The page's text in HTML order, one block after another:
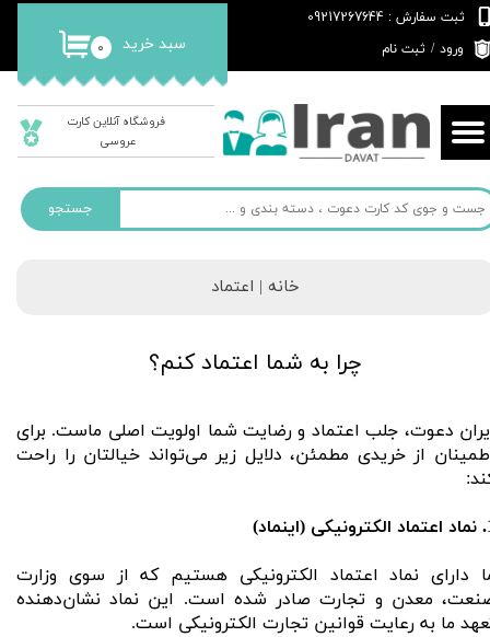
جستجو
ثبت سفارش : 09217267644
۰
سبد خرید ورود / ثبت نام
حساب کاربری من
سفارشات
خروج از حساب کاربری
فروشگاه آنلاین کارت
عروسی
خانه | اعتماد
​چرا به شما اعتماد کنم؟
دعوت، جلب اعتماد و رضایت شما اولویت اصلی ماست. برای
از خریدی مطمئن، دلایل زیر می‌تواند خیالتان را راحت
دارای نماد اعتماد الکترونیکی هستیم که از سوی وزارت
معدن و تجارت صادر شده است. این نماد نشان‌دهنده
ما به رعایت قوانین تجارت الکترونیکی است.